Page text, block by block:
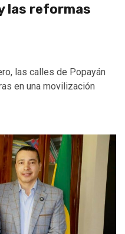
las reformas
las calles de Popayán
en una movilización